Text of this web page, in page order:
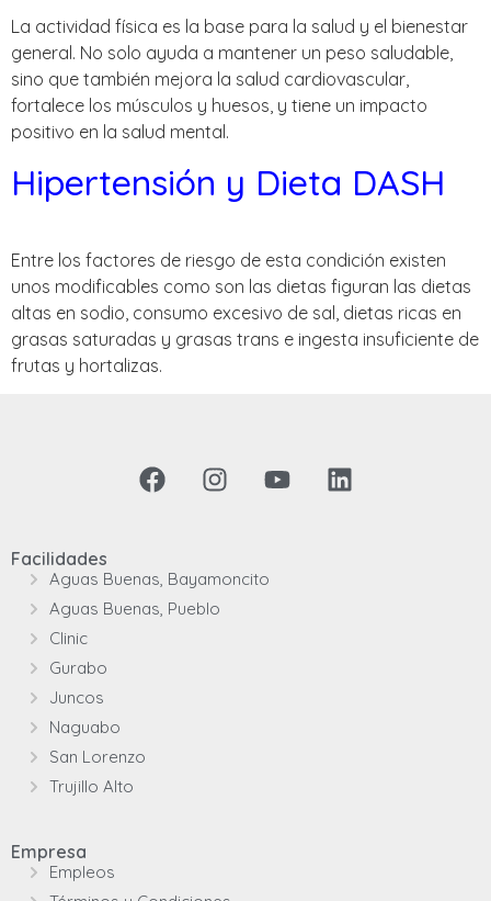
La actividad física es la base para la salud y el bienestar
general. No solo ayuda a mantener un peso saludable,
sino que también mejora la salud cardiovascular,
fortalece los músculos y huesos, y tiene un impacto
positivo en la salud mental.
Hipertensión y Dieta DASH
Entre los factores de riesgo de esta condición existen
unos modificables como son las dietas figuran las dietas
altas en sodio, consumo excesivo de sal, dietas ricas en
grasas saturadas y grasas trans e ingesta insuficiente de
frutas y hortalizas.
Facilidades
Aguas Buenas, Bayamoncito
Aguas Buenas, Pueblo
Clinic
Gurabo
Juncos
Naguabo
San Lorenzo
Trujillo Alto
Empresa
Empleos